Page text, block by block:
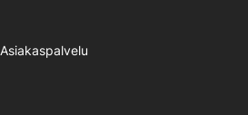
Asiakaspalvelu